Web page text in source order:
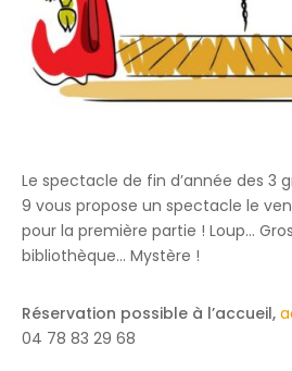
Le spectacle de fin d’année des 3
9 vous propose un spectacle le
pour la première partie ! Loup…
bibliothèque… Mystère !
Réservation possible à l’accueil,
04 78 83 29 68